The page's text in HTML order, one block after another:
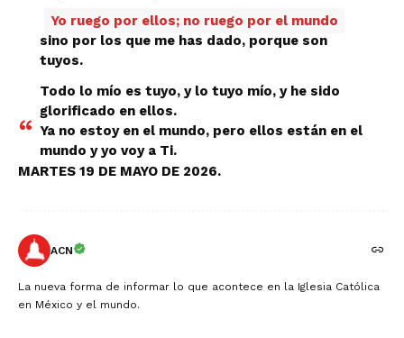
Yo ruego por ellos; no ruego por el mundo
sino por los que me has dado, porque son
tuyos.
Todo lo mío es tuyo, y lo tuyo mío, y he sido
glorificado en ellos.
Ya no estoy en el mundo, pero ellos están en el
mundo y yo voy a Ti.
MARTES 19 DE MAYO DE 2026.
ACN
La nueva forma de informar lo que acontece en la Iglesia Católica
en México y el mundo.